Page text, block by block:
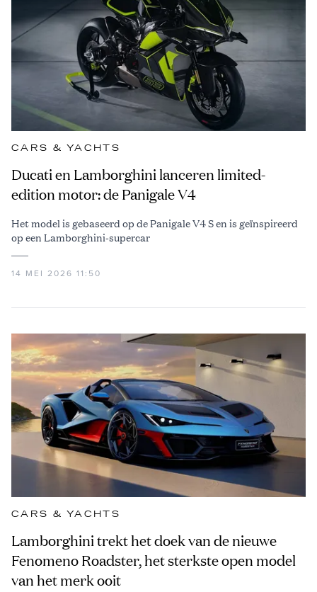
CARS & YACHTS
Ducati en Lamborghini lanceren limited-
edition motor: de Panigale V4
Het model is gebaseerd op de Panigale V4 S en is geïnspireerd
op een Lamborghini-supercar
14 MEI 2026 11:50
CARS & YACHTS
Lamborghini trekt het doek van de nieuwe
Fenomeno Roadster, het sterkste open model
van het merk ooit